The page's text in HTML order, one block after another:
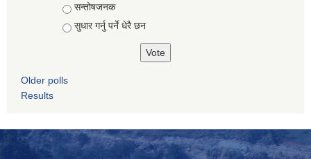
सन्तोषजनक
सुधार गर्नु पर्ने धेरै छन
Older polls
Results